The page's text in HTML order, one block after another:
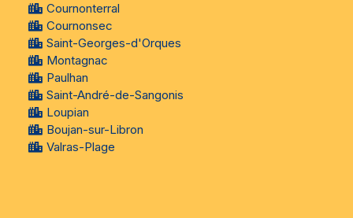
Cournonterral
Cournonsec
Saint-Georges-d'Orques
Montagnac
Paulhan
Saint-André-de-Sangonis
Loupian
Boujan-sur-Libron
Valras-Plage